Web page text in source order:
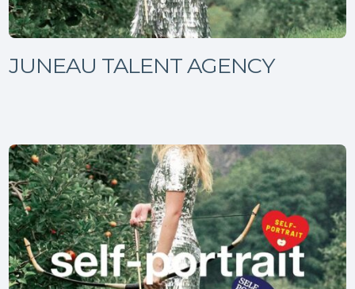
JUNEAU TALENT AGENCY